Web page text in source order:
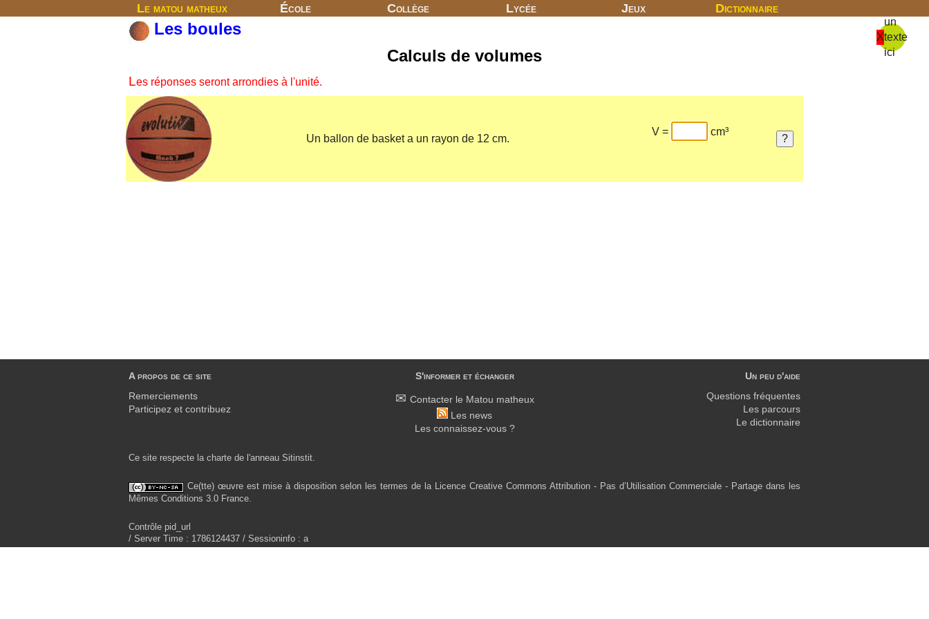
Le matou matheux École Collège Lycée Jeux Dictionnaire
X
un
texte
ici
Les boules
Calculs de volumes
Les réponses seront arrondies à l'unité.
Un ballon de basket a un rayon de 12 cm.
V = cm³
A propos de ce site
Remerciements
Participez et contribuez
S'informer et échanger
Contacter le Matou matheux
Les news
Les connaissez-vous ?
Un peu d'aide
Questions fréquentes
Les parcours
Le dictionnaire
Ce site respecte la charte de l'anneau Sitinstit.
Ce(tte) œuvre est mise à disposition selon les termes de la Licence Creative Commons Attribution - Pas d’Utilisation Commerciale - Partage dans les
Mêmes Conditions 3.0 France.
Contrôle pid_url
/ Server Time : 1786124437 / Sessioninfo : a